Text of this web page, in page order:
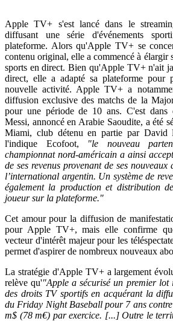
Apple TV+ s'est lancé dans le
diffusant une série d'événements
plateforme. Alors qu'Apple TV+ se
contenu original, elle a commencé à élargir
sports en direct. Bien qu'Apple TV+ n'ait
direct, elle a adapté sa plateforme pour
nouvelle activité. Apple TV+ a
diffusion exclusive des matchs de la
pour une période de 10 ans. C'est dans
Messi, annoncé en Arabie Saoudite, a été
Miami, club détenu en partie par David
l'indique Ecofoot,
"le nouveau
championnat nord-américain a ainsi
de ses revenus provenant de ses
l’international argentin. Un système de
également la production et distribution
joueur sur la plateforme."
Cet amour pour la diffusion de
pour Apple TV+, mais elle confirme
vecteur d'intérêt majeur pour les
permet d'aspirer de nombreux nouveaux
La stratégie d'Apple TV+ a largement
relève qu'"Apple a sécurisé un premier
des droits TV sportifs en acquérant la
du Friday Night Baseball pour 7 ans
m$ (78 m€) par exercice. [...] Outre le